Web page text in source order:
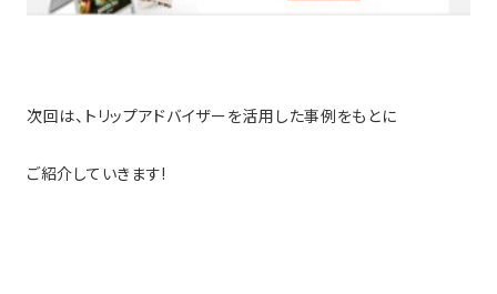
次回は、トリップアドバイザーを活用した事例をもとに
ご紹介していきます!